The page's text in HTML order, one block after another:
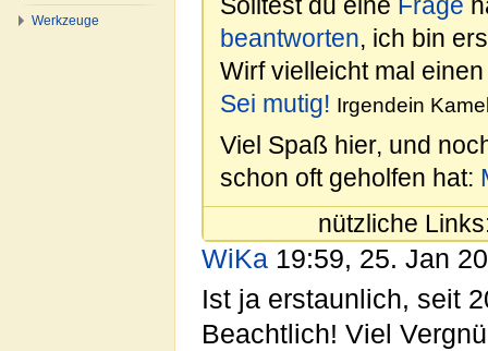
beantworten, ich bin
Wirf vielleicht mal
Sei mutig! Irgendein
Viel Spaß hier, und
schon oft geholfen hat:
nützliche
WiKa 19:59, 25. Jan
Ist ja erstaunlich, seit
Beachtlich! Viel
Werkzeuge